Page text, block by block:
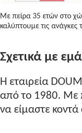
Με πείρα 35 ετών στο
καλύπτουμε τις ανάγκες
Σχετικά με
Η εταιρεία
από το 1980. Με
να είμαστε